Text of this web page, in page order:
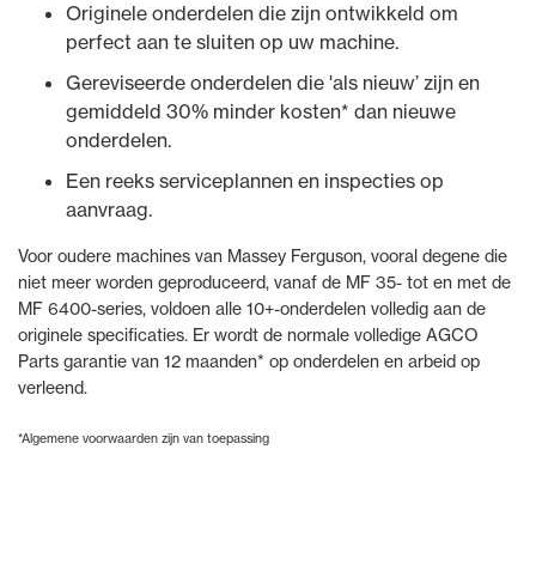
Originele onderdelen die zijn ontwikkeld om
perfect aan te sluiten op uw machine.
Gereviseerde onderdelen die 'als nieuw’ zijn en
gemiddeld 30% minder kosten* dan nieuwe
onderdelen.
Een reeks serviceplannen en inspecties op
aanvraag.
Voor oudere machines van Massey Ferguson, vooral degene die
niet meer worden geproduceerd, vanaf de MF 35- tot en met de
MF 6400-series, voldoen alle 10+-onderdelen volledig aan de
originele specificaties. Er wordt de normale volledige AGCO
Parts garantie van 12 maanden* op onderdelen en arbeid op
verleend.
*Algemene voorwaarden zijn van toepassing